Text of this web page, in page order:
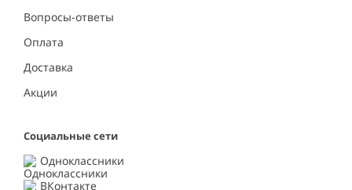
Вопросы-ответы
Оплата
Доставка
Акции
Социальные сети
Одноклассники
ВКонтакте